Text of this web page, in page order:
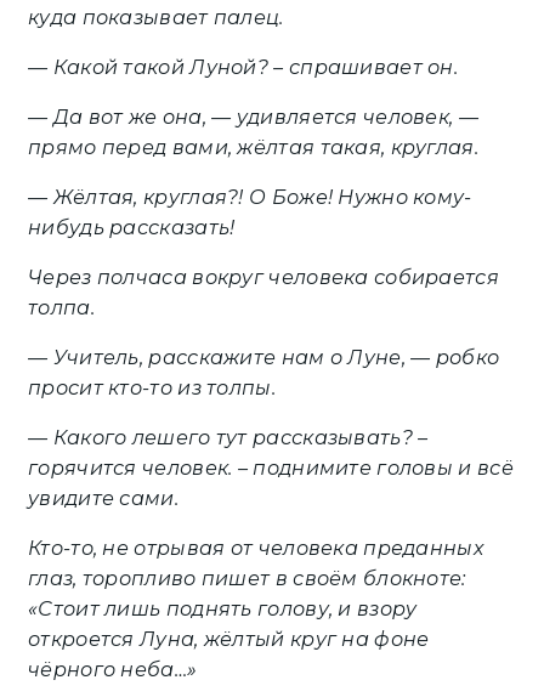
куда показывает палец.
— Какой такой Луной? – спрашивает он.
— Да вот же она, — удивляется человек, —
прямо перед вами, жёлтая такая, круглая.
— Жёлтая, круглая?! О Боже! Нужно кому-
нибудь рассказать!
Через полчаса вокруг человека собирается
толпа.
— Учитель, расскажите нам о Луне, — робко
просит кто-то из толпы.
— Какого лешего тут рассказывать? –
горячится человек. – поднимите головы и всё
увидите сами.
Кто-то, не отрывая от человека преданных
глаз, торопливо пишет в своём блокноте:
«Стоит лишь поднять голову, и взору
откроется Луна, жёлтый круг на фоне
чёрного неба…»